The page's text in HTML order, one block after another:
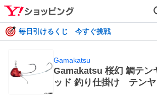
毎日引けるくじ 今すぐ挑戦
Gamakatsu
Gamakatsu 桜幻 鯛テン
ッド 釣り仕掛け テンヤ